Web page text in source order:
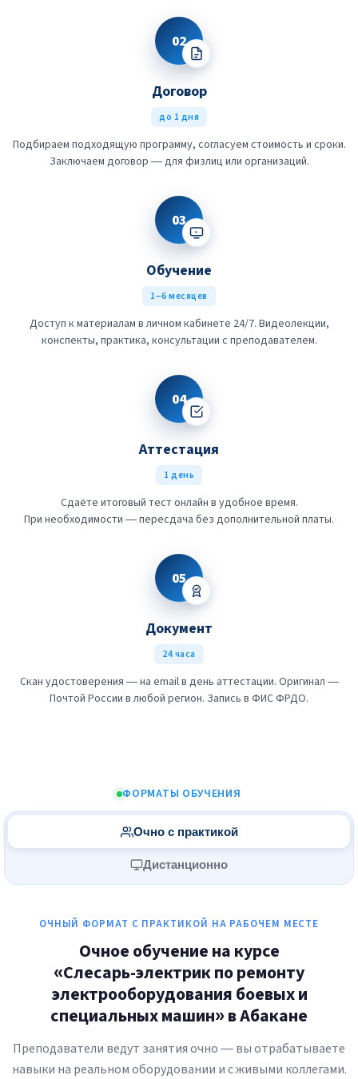
02
Договор
до 1 дня
Подбираем подходящую программу, согласуем стоимость и сроки.
Заключаем договор — для физлиц или организаций.
03
Обучение
1–6 месяцев
Доступ к материалам в личном кабинете 24/7. Видеолекции,
конспекты, практика, консультации с преподавателем.
04
Аттестация
1 день
Сдаёте итоговый тест онлайн в удобное время.
При необходимости — пересдача без дополнительной платы.
05
Документ
24 часа
Скан удостоверения — на email в день аттестации. Оригинал —
Почтой России в любой регион. Запись в ФИС ФРДО.
ФОРМАТЫ ОБУЧЕНИЯ
Очно с практикой
Дистанционно
ОЧНЫЙ ФОРМАТ С ПРАКТИКОЙ НА РАБОЧЕМ МЕСТЕ
Очное обучение на курсе
«Слесарь-электрик по ремонту
электрооборудования боевых и
специальных машин» в Абакане
Преподаватели ведут занятия очно — вы отрабатываете
навыки на реальном оборудовании и с живыми коллегами.